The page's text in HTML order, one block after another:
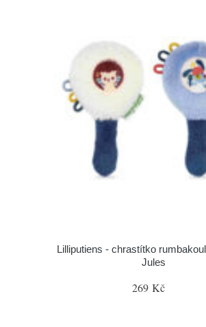
Lilliputiens - chrastítko
Jules
269 Kč